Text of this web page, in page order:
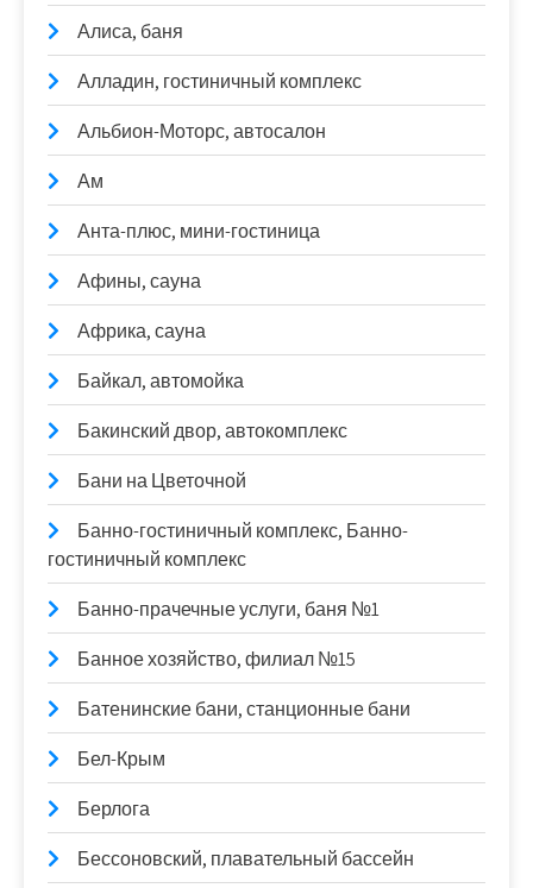
Алиса, баня
Алладин, гостиничный комплекс
Альбион-Моторс, автосалон
Ам
Анта-плюс, мини-гостиница
Афины, сауна
Африка, сауна
Байкал, автомойка
Бакинский двор, автокомплекс
Бани на Цветочной
Банно-гостиничный комплекс, Банно-
гостиничный комплекс
Банно-прачечные услуги, баня №1
Банное хозяйство, филиал №15
Батенинские бани, станционные бани
Бел-Крым
Берлога
Бессоновский, плавательный бассейн